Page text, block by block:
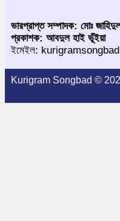
ভারপ্রাপ্ত সম্পাদক: মোঃ
প্রকাশক: আবদুল হাই ভূঁইয়া
ইমেইল:
Kurigram Songbad ©